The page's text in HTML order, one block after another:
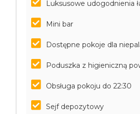
Luksusowe udogodnienia
Mini bar
Dostępne pokoje dla
Poduszka z higieniczną
Obsługa pokoju do 22:30
Sejf depozytowy